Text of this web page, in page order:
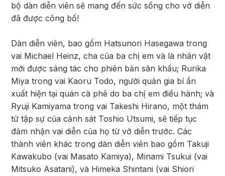
bộ dàn diễn viên sẽ mang đến sức sống cho vở diễn
đã được công bố!
Dàn diễn viên, bao gồm Hatsunori Hasegawa trong
vai Michael Heinz, cha của ba chị em và là nhân vật
mới được sáng tác cho phiên bản sân khấu; Rurika
Miya trong vai Kaoru Todo, người quản gia bí ẩn
xuất hiện tại quán cà phê do ba chị em điều hành; và
Ryuji Kamiyama trong vai Takeshi Hirano, một thám
tử tập sự của cảnh sát Toshio Utsumi, sẽ tiếp tục
đảm nhận vai diễn của họ từ vở diễn trước. Các
thành viên khác trong dàn diễn viên bao gồm Takuji
Kawakubo (vai Masato Kamiya), Minami Tsukui (vai
Mitsuko Asatani), và Himeka Shintani (vai Shiori